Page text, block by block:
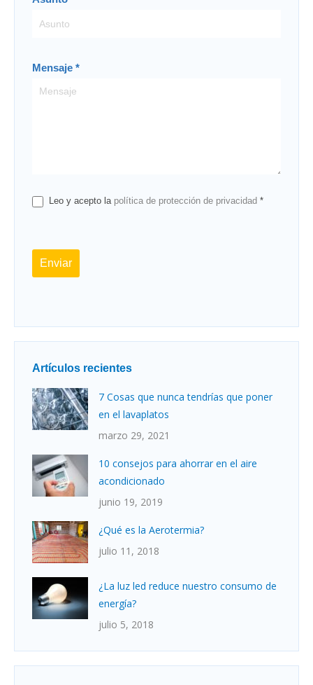
Mensaje *
Leo y acepto la política de protección de privacidad *
Enviar
Artículos recientes
7 Cosas que nunca tendrías que poner
en el lavaplatos
marzo 29, 2021
10 consejos para ahorrar en el aire
acondicionado
junio 19, 2019
¿Qué es la Aerotermia?
julio 11, 2018
¿La luz led reduce nuestro consumo de
energía?
julio 5, 2018